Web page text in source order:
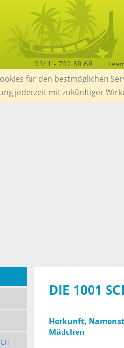
0341 - 702 68 68
für den bestmöglichen
jederzeit mit zukünftiger
DIE 1001
Herkunft,
Mädchen